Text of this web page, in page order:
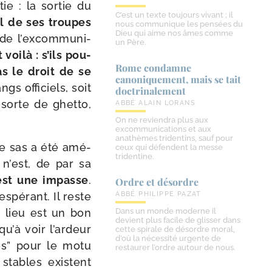
: la sor­tie du
de ses troupes
l’ex­com­mu­ni­
: s’ils pou­
le droit de se
offi­ciels, soit
de ghet­to,
sas a été amé­
de par sa
une impasse.
Il reste
lieu est un bon
voir l’ar­deur
pour le motu
existent
C’est un texte toujours vivant ; il
nous communique les pensées du
Dieu qui aime nos âmes comme
un Père.
Rome condamne
canoniquement, mais se tait
doctrinalement
ABBÉ ALAIN LORANS
On ne reviendra plus aux
excommunications et aux
anathèmes tridentins, sauf pour
ceux qui défendent la messe
tridentine.
Ordre et désordre
ABBÉ PHILIPPE PAZAT
Dans un monde moderne il
devient plus facile de glisser dans
cette spirale de désordre moral,
d’où la nécessité urgente de
restaurer l’ordre autour de nous.